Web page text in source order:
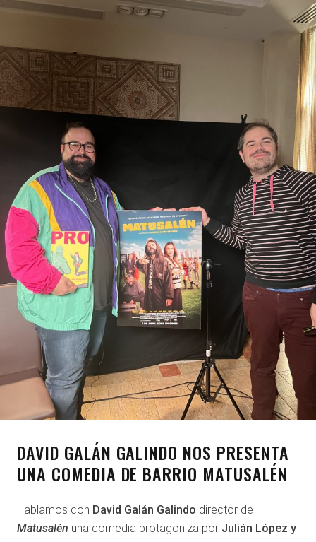
DAVID GALÁN GALINDO NOS PRESENTA
UNA COMEDIA DE BARRIO MATUSALÉN
Hablamos con David Galán Galindo director de
Matusalén una comedia protagoniza por Julián López y